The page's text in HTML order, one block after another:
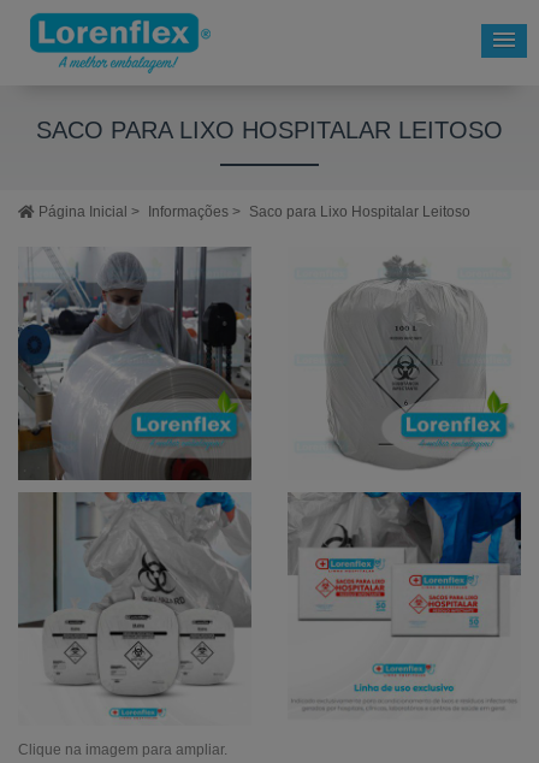
SACO PARA LIXO HOSPITALAR LEITOSO
Página Inicial > Informações > Saco para Lixo Hospitalar Leitoso
Clique na imagem para ampliar.